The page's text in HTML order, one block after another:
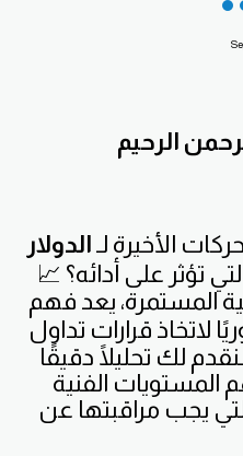
الرحيم
الأخيرة لـ الدولار
تؤثر على أدائه؟ 📈
المستمرة، يعد فهم
لاتخاذ قرارات تداول
لك تحليلًا دقيقًا
المستويات الفنية
يجب مراقبتها عن